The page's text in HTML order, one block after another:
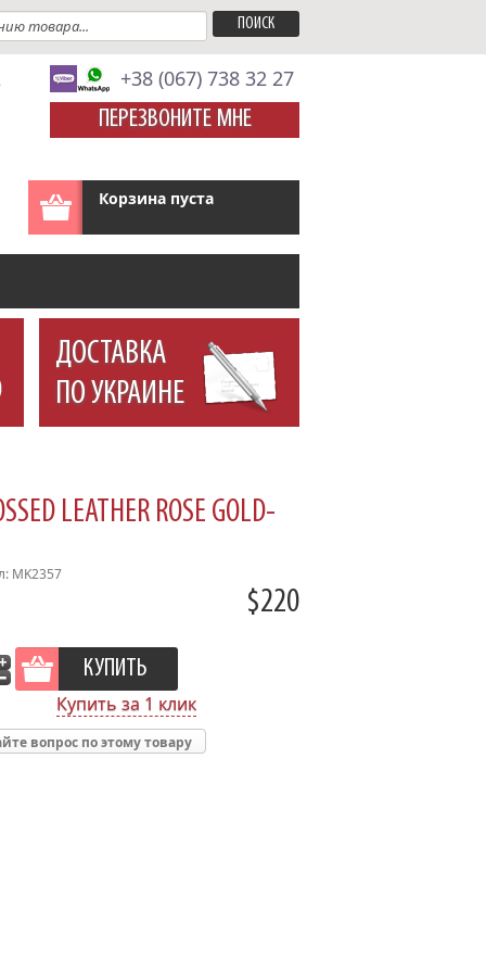
+38 (067) 738 32 27
ПЕРЕЗВОНИТЕ МНЕ
Корзина пуста
ДОСТАВКА
ПО УКРАИНЕ
LEATHER ROSE GOLD-
MK2357
$220
Купить за 1 клик
вопрос по этому товару